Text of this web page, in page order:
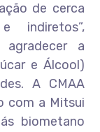
de cerca
indiretos”,
agradecer a
e Álcool)
A CMAA
com a Mitsui
biometano